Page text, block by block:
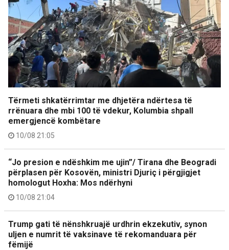
Tërmeti shkatërrimtar me dhjetëra ndërtesa të
rrënuara dhe mbi 100 të vdekur, Kolumbia shpall
emergjencë kombëtare
10/08 21:05
“Jo presion e ndëshkim me ujin”/ Tirana dhe Beogradi
përplasen për Kosovën, ministri Djuriç i përgjigjet
homologut Hoxha: Mos ndërhyni
10/08 21:04
Trump gati të nënshkruajë urdhrin ekzekutiv, synon
uljen e numrit të vaksinave të rekomanduara për
fëmijë